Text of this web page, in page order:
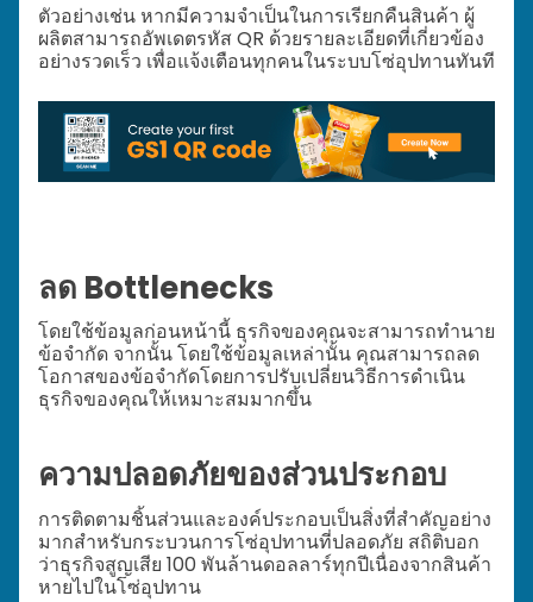
ตัวอย่างเช่น หากมีความจำเป็นในการเรียกคืนสินค้า ผู้
ผลิตสามารถอัพเดตรหัส QR ด้วยรายละเอียดที่เกี่ยวข้อง
อย่างรวดเร็ว เพื่อแจ้งเตือนทุกคนในระบบโซ่อุปทานทันที
ลด Bottlenecks
โดยใช้ข้อมูลก่อนหน้านี้ ธุรกิจของคุณจะสามารถทำนาย
ข้อจำกัด จากนั้น โดยใช้ข้อมูลเหล่านั้น คุณสามารถลด
โอกาสของข้อจำกัดโดยการปรับเปลี่ยนวิธีการดำเนิน
ธุรกิจของคุณให้เหมาะสมมากขึ้น
ความปลอดภัยของส่วนประกอบ
การติดตามชิ้นส่วนและองค์ประกอบเป็นสิ่งที่สำคัญอย่าง
มากสำหรับกระบวนการโซ่อุปทานที่ปลอดภัย สถิติบอก
ว่าธุรกิจสูญเสีย 100 พันล้านดอลลาร์ทุกปีเนื่องจากสินค้า
หายไปในโซ่อุปทาน